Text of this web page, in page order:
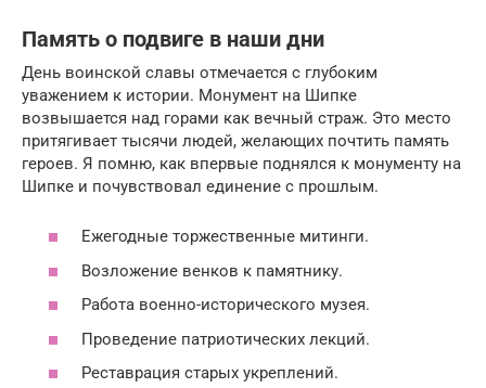
Память о подвиге в наши дни
День воинской славы отмечается с глубоким
уважением к истории. Монумент на Шипке
возвышается над горами как вечный страж. Это место
притягивает тысячи людей, желающих почтить память
героев. Я помню, как впервые поднялся к монументу на
Шипке и почувствовал единение с прошлым.
Ежегодные торжественные митинги.
Возложение венков к памятнику.
Работа военно-исторического музея.
Проведение патриотических лекций.
Реставрация старых укреплений.